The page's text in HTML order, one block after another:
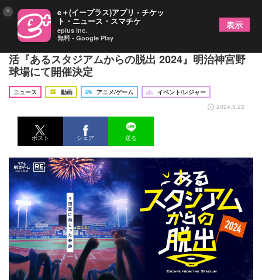
SCRAP初のスタジアム公演がリニューアルして復
活『あるスタジアムからの脱出 2024』明治神宮野
球場にて開催決定
ニュース 動画 アニメ/ゲーム
イベント/レジャー
2024.5.22
ポスト シェア 送る
× e＋(イープラス)アプリ - チケッ
ト・ニュース・スマチケ
eplus inc.
無料 - Google Play
表示